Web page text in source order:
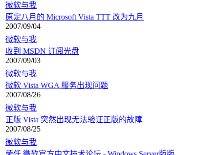
微软与我
原定八月的 Microsoft Vista TTT 改为九月
2007/09/04
微软与我
收到 MSDN 订阅光盘
2007/09/03
微软与我
微软 Vista WGA 服务出现问题
2007/08/26
微软与我
正版 Vista 突然出现无法验证正版的故障
2007/08/25
微软与我